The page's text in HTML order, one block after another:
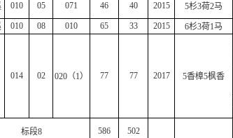
010 05 071 46 40 2015 5杉3荷2马
010 08 010 65 33 2015 6杉3荷1马
014 02 020 （1） 77 77 2017 5香樟5枫香
标段8 586 502